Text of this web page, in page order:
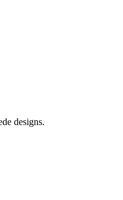
designs.